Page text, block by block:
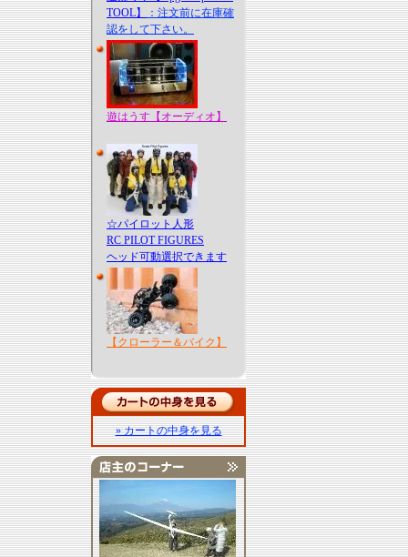
TOOL】
：注文前に在庫確
認をして下さい。
遊はうす【オーディオ】
☆パイロット人形
RC PILOT FIGURES
ヘッド可動選択できます
【クローラー＆バイク】
» カートの中身を見る